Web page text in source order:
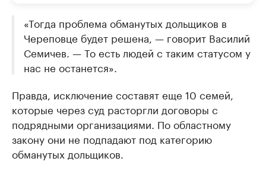
«Тогда проблема обманутых дольщиков в
Череповце будет решена, — говорит Василий
Семичев. — То есть людей с таким статусом у
нас не останется».
Правда, исключение составят еще 10 семей,
которые через суд расторгли договоры с
подрядными организациями. По областному
закону они не подпадают под категорию
обманутых дольщиков.